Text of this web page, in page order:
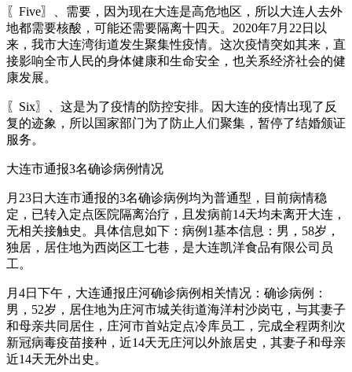
〖Five〗、需要，因为现在大连是高危地区，所以大连人去外
地都需要核酸，可能还需要隔离十四天。2020年7月22日以
来，我市大连湾街道发生聚集性疫情。这次疫情突如其来，直
接影响全市人民的身体健康和生命安全，也关系经济社会的健
康发展。
〖Six〗、这是为了疫情的防控安排。因大连的疫情出现了反
复的迹象，所以国家部门为了防止人们聚集，暂停了结婚颁证
服务。
大连市通报3名确诊病例情况
月23日大连市通报的3名确诊病例均为普通型，目前病情稳
定，已转入定点医院隔离治疗，且发病前14天均未离开大连，
无相关接触史。具体信息如下：病例1基本信息：男，58岁，
独居，居住地为西岗区工七巷，是大连凯洋食品有限公司员
工。
月4日下午，大连通报庄河确诊病例相关情况：确诊病例：
男，52岁，居住地为庄河市城关街道海洋村沙岗屯，与其妻子
和母亲共同居住，庄河市首站定点冷库员工，完成全程两剂次
新冠病毒疫苗接种，近14天无庄河以外旅居史，其妻子和母亲
近14天无外出史。